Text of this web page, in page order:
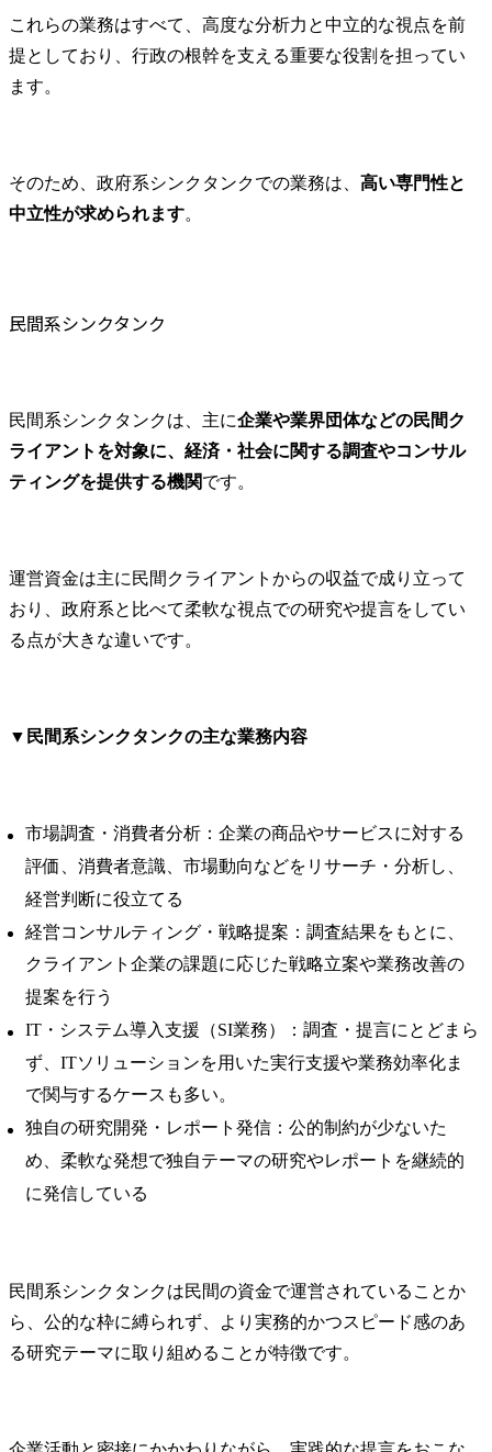
これらの業務はすべて、高度な分析力と中立的な視点を前
提としており、行政の根幹を支える重要な役割を担ってい
ます。
そのため、政府系シンクタンクでの業務は、 高い専門性と
中立性が求められます。
民間系シンクタンク
民間系シンクタンクは、主に企業や業界団体などの民間ク
ライアントを対象に、経済・社会に関する調査やコンサル
ティングを提供する機関です。
運営資金は主に民間クライアントからの収益で成り立って
おり、政府系と比べて柔軟な視点での研究や提言をしてい
る点が大きな違いです。
▼ 民間系シンクタンクの主な業務内容
市場調査・消費者分析：企業の商品やサービスに対する
評価、消費者意識、市場動向などをリサーチ・分析し、
経営判断に役立てる
経営コンサルティング・戦略提案：調査結果をもとに、
クライアント企業の課題に応じた戦略立案や業務改善の
提案を行う
IT・システム導入支援（SI業務）：調査・提言にとどまら
ず、ITソリューションを用いた実行支援や業務効率化ま
で関与するケースも多い。
独自の研究開発・レポート発信：公的制約が少ないた
め、柔軟な発想で独自テーマの研究やレポートを継続的
に発信している
民間系シンクタンクは民間の資金で運営されていることか
ら、公的な枠に縛られず、より実務的かつスピード感のあ
る研究テーマに取り組めることが特徴です。